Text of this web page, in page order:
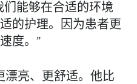
们能够在合适的环境
的护理。因为患者更
度。”
漂亮、更舒适。他比